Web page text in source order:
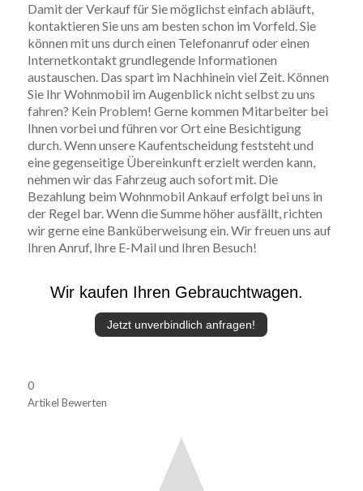
Damit der Verkauf für Sie möglichst einfach abläuft,
kontaktieren Sie uns am besten schon im Vorfeld. Sie
können mit uns durch einen Telefonanruf oder einen
Internetkontakt grundlegende Informationen
austauschen. Das spart im Nachhinein viel Zeit. Können
Sie Ihr Wohnmobil im Augenblick nicht selbst zu uns
fahren? Kein Problem! Gerne kommen Mitarbeiter bei
Ihnen vorbei und führen vor Ort eine Besichtigung
durch. Wenn unsere Kaufentscheidung feststeht und
eine gegenseitige Übereinkunft erzielt werden kann,
nehmen wir das Fahrzeug auch sofort mit. Die
Bezahlung beim Wohnmobil Ankauf erfolgt bei uns in
der Regel bar. Wenn die Summe höher ausfällt, richten
wir gerne eine Banküberweisung ein. Wir freuen uns auf
Ihren Anruf, Ihre E-Mail und Ihren Besuch!
Wir kaufen Ihren Gebrauchtwagen.
Jetzt unverbindlich anfragen!
0
Artikel Bewerten